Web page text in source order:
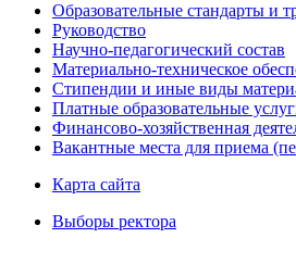
Образовательные стандарты и
Руководство
Научно-педагогический состав
Материально-техническое
Стипендии и иные виды
Платные образовательные
Финансово-хозяйственная
Вакантные места для приема
Карта сайта
Выборы ректора